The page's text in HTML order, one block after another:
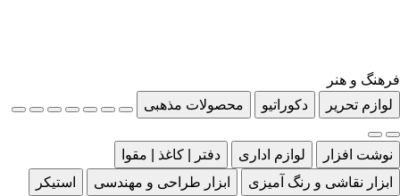
فرهنگ و هنر
لوازم تحریر
دکوراتیو محصولات مذهبی
نوشت افزار لوازم اداری
دفتر | کاغذ | مقوا
ابزار نقاشی و رنگ آمیزی
ابزار طراحی و مهندسی
استیکر